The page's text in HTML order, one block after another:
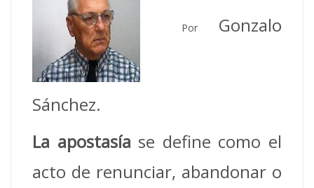
Por Gonzalo
Sánchez.
La apostasía se define como el
acto de renunciar, abandonar o